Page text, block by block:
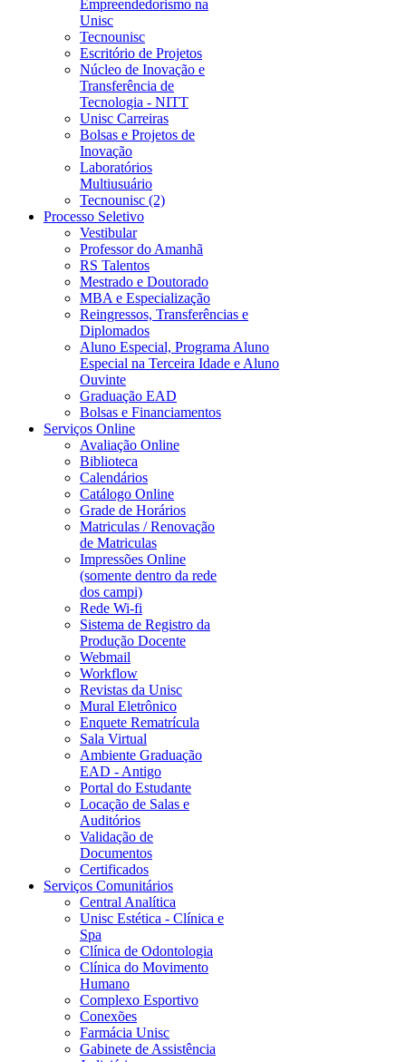
Empreendedorismo na
Unisc
Tecnounisc
Escritório de Projetos
Núcleo de Inovação e
Transferência de
Tecnologia - NITT
Unisc Carreiras
Bolsas e Projetos de
Inovação
Laboratórios
Multiusuário
Tecnounisc (2)
Processo Seletivo
Vestibular
Professor do Amanhã
RS Talentos
Mestrado e Doutorado
MBA e Especialização
Reingressos, Transferências e
Diplomados
Aluno Especial, Programa Aluno
Especial na Terceira Idade e Aluno
Ouvinte
Graduação EAD
Bolsas e Financiamentos
Serviços Online
Avaliação Online
Biblioteca
Calendários
Catálogo Online
Grade de Horários
Matriculas / Renovação
de Matriculas
Impressões Online
(somente dentro da rede
dos campi)
Rede Wi-fi
Sistema de Registro da
Produção Docente
Webmail
Workflow
Revistas da Unisc
Mural Eletrônico
Enquete Rematrícula
Sala Virtual
Ambiente Graduação
EAD - Antigo
Portal do Estudante
Locação de Salas e
Auditórios
Validação de
Documentos
Certificados
Serviços Comunitários
Central Analítica
Unisc Estética - Clínica e
Spa
Clínica de Odontologia
Clínica do Movimento
Humano
Complexo Esportivo
Conexões
Farmácia Unisc
Gabinete de Assistência